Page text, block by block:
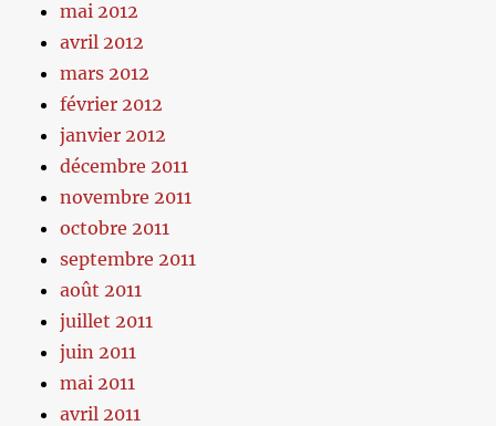
mai 2012
avril 2012
mars 2012
février 2012
janvier 2012
décembre 2011
novembre 2011
octobre 2011
septembre 2011
août 2011
juillet 2011
juin 2011
mai 2011
avril 2011